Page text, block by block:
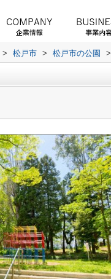
> 松戸市 > 松戸市の公園 >